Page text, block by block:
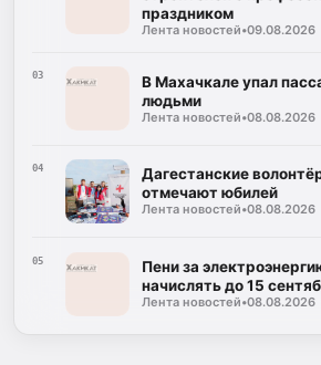
праздником
Лента новостей•09.08.2026
03
В Махачкале упал
людьми
Лента новостей•08.08.2026
04
Дагестанские
отмечают юбилей
Лента новостей•08.08.2026
05
Пени за
начислять до 15
Лента новостей•08.08.2026